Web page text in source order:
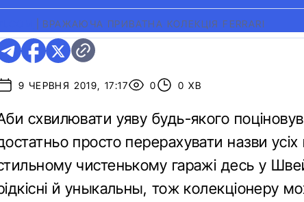
ВРАЖАЮЧА ПРИВАТНА КОЛЕКЦІЯ FERRARI
9 ЧЕРВНЯ 2019, 17:17 0 0 ХВ
схвилювати уяву будь-якого
просто перерахувати назви
чистенькому гаражі десь у
й уныкальны, тож колекціонеру